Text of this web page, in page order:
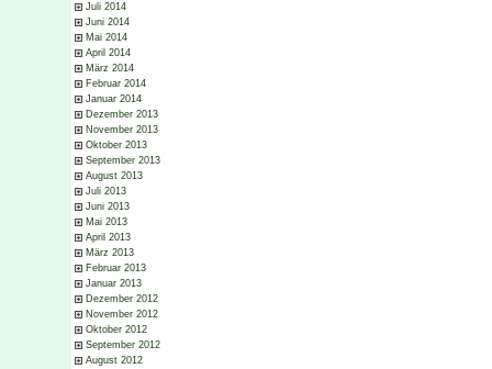
Juli 2014
Juni 2014
Mai 2014
April 2014
März 2014
Februar 2014
Januar 2014
Dezember 2013
November 2013
Oktober 2013
September 2013
August 2013
Juli 2013
Juni 2013
Mai 2013
April 2013
März 2013
Februar 2013
Januar 2013
Dezember 2012
November 2012
Oktober 2012
September 2012
August 2012